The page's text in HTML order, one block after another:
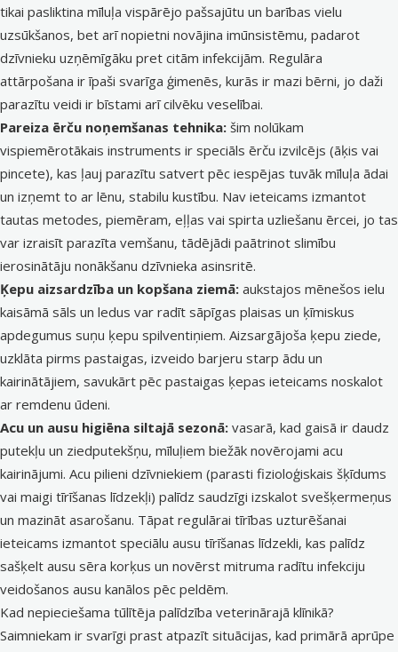
tikai pasliktina mīluļa vispārējo pašsajūtu un barības vielu
uzsūkšanos, bet arī nopietni novājina imūnsistēmu, padarot
dzīvnieku uzņēmīgāku pret citām infekcijām. Regulāra
attārpošana ir īpaši svarīga ģimenēs, kurās ir mazi bērni, jo daži
parazītu veidi ir bīstami arī cilvēku veselībai.
Pareiza ērču noņemšanas tehnika: šim nolūkam
vispiemērotākais instruments ir speciāls ērču izvilcējs (āķis vai
pincete), kas ļauj parazītu satvert pēc iespējas tuvāk mīluļa ādai
un izņemt to ar lēnu, stabilu kustību. Nav ieteicams izmantot
tautas metodes, piemēram, eļļas vai spirta uzliešanu ērcei, jo tas
var izraisīt parazīta vemšanu, tādējādi paātrinot slimību
ierosinātāju nonākšanu dzīvnieka asinsritē.
Ķepu aizsardzība un kopšana ziemā: aukstajos mēnešos ielu
kaisāmā sāls un ledus var radīt sāpīgas plaisas un ķīmiskus
apdegumus suņu ķepu spilventiņiem. Aizsargājoša ķepu ziede,
uzklāta pirms pastaigas, izveido barjeru starp ādu un
kairinātājiem, savukārt pēc pastaigas ķepas ieteicams noskalot
ar remdenu ūdeni.
Acu un ausu higiēna siltajā sezonā: vasarā, kad gaisā ir daudz
putekļu un ziedputekšņu, mīluļiem biežāk novērojami acu
kairinājumi. Acu pilieni dzīvniekiem (parasti fizioloģiskais šķīdums
vai maigi tīrīšanas līdzekļi) palīdz saudzīgi izskalot svešķermeņus
un mazināt asarošanu. Tāpat regulārai tīrības uzturēšanai
ieteicams izmantot speciālu ausu tīrīšanas līdzekli, kas palīdz
sašķelt ausu sēra korķus un novērst mitruma radītu infekciju
veidošanos ausu kanālos pēc peldēm.
Kad nepieciešama tūlītēja palīdzība veterinārajā klīnikā?
Saimniekam ir svarīgi prast atpazīt situācijas, kad primārā aprūpe